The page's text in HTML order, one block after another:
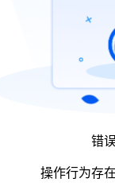
错
操作行为存